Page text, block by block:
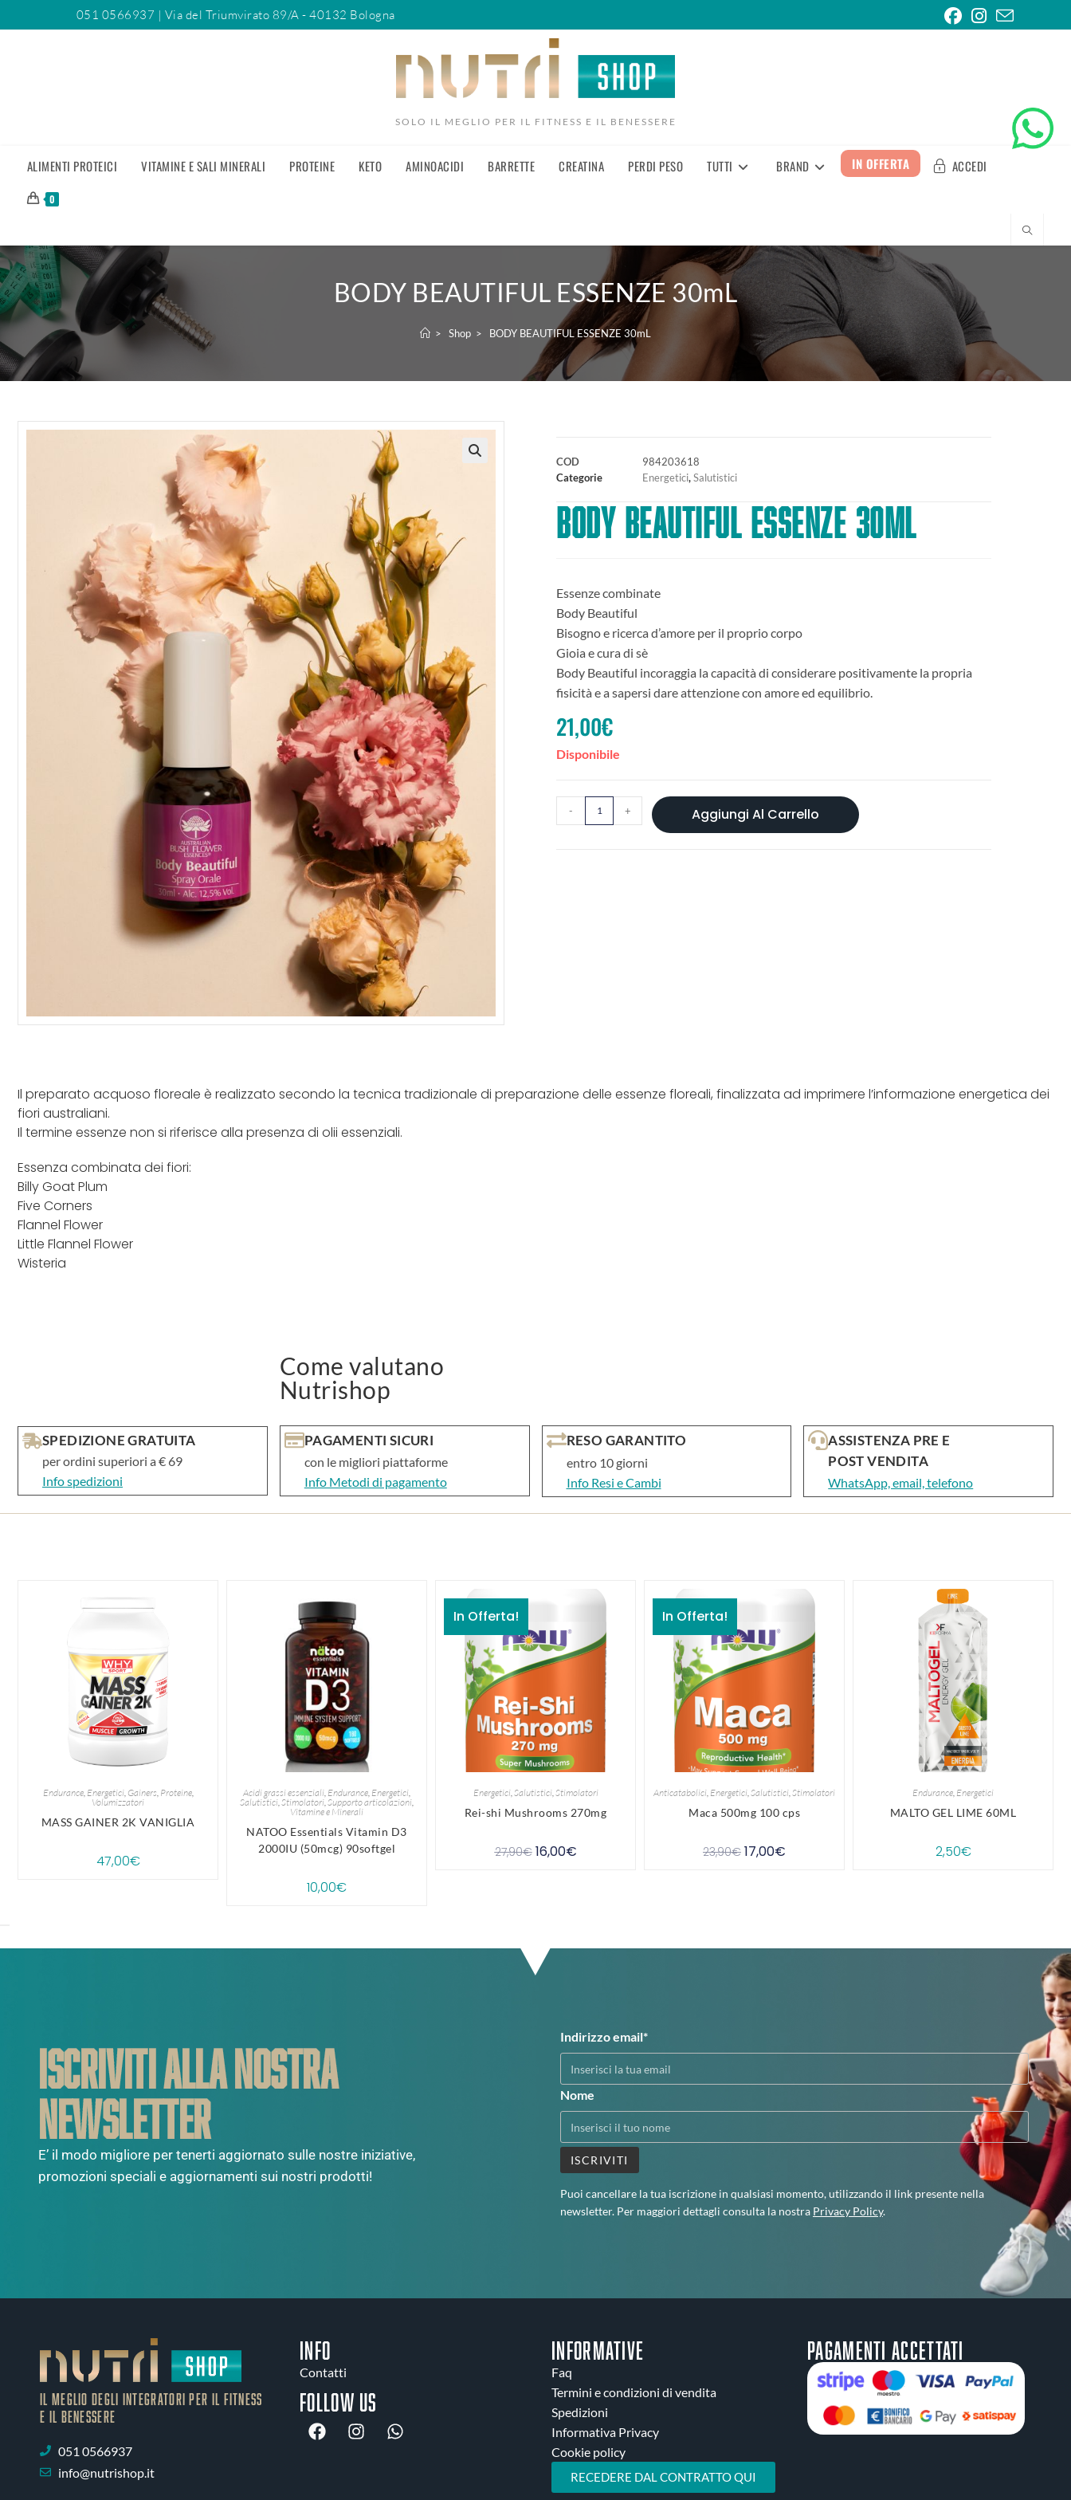
051 0566937 | Via del Triumvirato 89/A - 40132 Bologna
SOLO IL MEGLIO PER IL FITNESS E IL BENESSERE
ALIMENTI PROTEICI VITAMINE E SALI MINERALI PROTEINE KETO AMINOACIDI BARRETTE CREATINA PERDI PESO TUTTI BRAND IN OFFERTA ACCEDI
0
BODY BEAUTIFUL ESSENZE 30mL
> Shop > BODY BEAUTIFUL ESSENZE 30mL
COD
984203618
Categorie
Energetici,Salutistici
BODY BEAUTIFUL ESSENZE 30mL
Essenze combinate
Body Beautiful
Bisogno e ricerca d’amore per il proprio corpo
Gioia e cura di sè
Body Beautiful incoraggia la capacità di considerare positivamente la propria
fisicità e a sapersi dare attenzione con amore ed equilibrio.
21,00€
Disponibile
- + Aggiungi Al Carrello
Il preparato acquoso floreale è realizzato secondo la tecnica tradizionale di preparazione delle essenze floreali, finalizzata ad imprimere l’informazione energetica dei
fiori australiani.
Il termine essenze non si riferisce alla presenza di olii essenziali.
Essenza combinata dei fiori:
Billy Goat Plum
Five Corners
Flannel Flower
Little Flannel Flower
Wisteria
Come valutano
Nutrishop
SPEDIZIONE GRATUITA
per ordini superiori a € 69
Info spedizioni
PAGAMENTI SICURI
con le migliori piattaforme
Info Metodi di pagamento
RESO GARANTITO
entro 10 giorni
Info Resi e Cambi
ASSISTENZA PRE E
POST VENDITA
WhatsApp, email, telefono
Endurance, Energetici, Gainers Proteine,
Volumizzatori
MASS GAINER 2K VANIGLIA
47,00€
Acidi grassi essenziali Endurance Energetici
Salutistici Stimolatori Supporto articolazioni
Vitamine e Minerali
NATOO Essentials Vitamin D3
2000IU (50mcg) 90softgel
10,00€
In Offerta!
Energetici, Salutistici, Stimolatori
Rei-shi Mushrooms 270mg
27,90€ 16,00€
In Offerta!
Anticatabolici Energetici Salutistici Stimolatori
Maca 500mg 100 cps
23,90€ 17,00€
Endurance Energetici
MALTO GEL LIME 60ML
2,50€
ISCRIVITI ALLA NOSTRA
NEWSLETTER
E’ il modo migliore per tenerti aggiornato sulle nostre iniziative,
promozioni speciali e aggiornamenti sui nostri prodotti!
Indirizzo email*
Nome
Puoi cancellare la tua iscrizione in qualsiasi momento, utilizzando il link presente nella
newsletter. Per maggiori dettagli consulta la nostra Privacy Policy.
IL MEGLIO DEGLI Integratori PER IL FITNESS
E IL BENESSERE
051 0566937
info@nutrishop.it
INFO
Contatti
Follow us
INFORMATIVE
Faq
Termini e condizioni di vendita
Spedizioni
Informativa Privacy
Cookie policy
RECEDERE DAL CONTRATTO QUI
Pagamenti accettati